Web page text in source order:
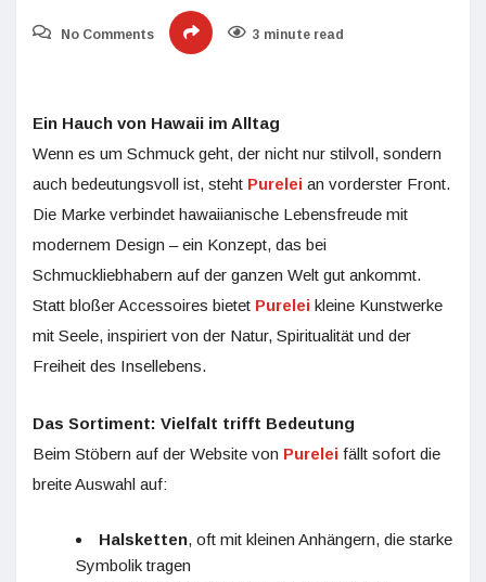
No Comments 3 minute read
Ein Hauch von Hawaii im Alltag
Wenn es um Schmuck geht, der nicht nur stilvoll, sondern
auch bedeutungsvoll ist, steht Purelei an vorderster Front.
Die Marke verbindet hawaiianische Lebensfreude mit
modernem Design – ein Konzept, das bei
Schmuckliebhabern auf der ganzen Welt gut ankommt.
Statt bloßer Accessoires bietet Purelei kleine Kunstwerke
mit Seele, inspiriert von der Natur, Spiritualität und der
Freiheit des Insellebens.
Das Sortiment: Vielfalt trifft Bedeutung
Beim Stöbern auf der Website von Purelei fällt sofort die
breite Auswahl auf:
Halsketten, oft mit kleinen Anhängern, die starke
Symbolik tragen